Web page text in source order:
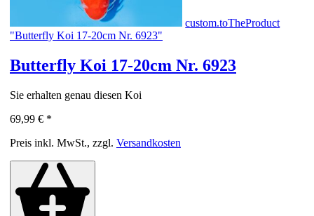
custom.toTheProduct
"Butterfly Koi 17-20cm Nr. 6923"
Butterfly Koi 17-20cm Nr. 6923
Sie erhalten genau diesen Koi
69,99 € *
Preis inkl. MwSt., zzgl. Versandkosten